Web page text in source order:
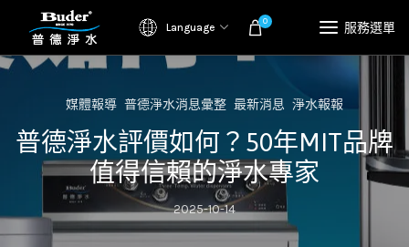
Language 0 服務選單
媒體報導 普德淨水消息彙整 最新消息 淨水報報
普德淨水評價如何？50年MIT品牌
值得信賴的淨水專家
2025-10-14